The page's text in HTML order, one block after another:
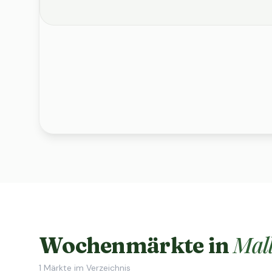
Wochenmärkte in
1 Märkte im Verzeichnis